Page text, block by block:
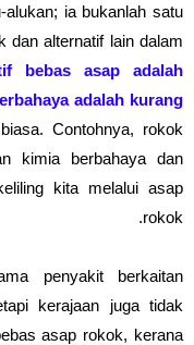
ia bukanlah satu
dan alternatif lain dalam
bebas asap adalah
adalah kurang
Contohnya, rokok
kimia berbahaya dan
kita melalui asap
rokok.
penyakit berkaitan
kerajaan juga tidak
asap rokok, kerana